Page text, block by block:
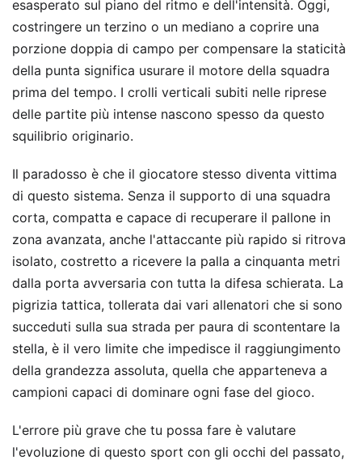
esasperato sul piano del ritmo e dell'intensità. Oggi,
costringere un terzino o un mediano a coprire una
porzione doppia di campo per compensare la staticità
della punta significa usurare il motore della squadra
prima del tempo. I crolli verticali subiti nelle riprese
delle partite più intense nascono spesso da questo
squilibrio originario.
Il paradosso è che il giocatore stesso diventa vittima
di questo sistema. Senza il supporto di una squadra
corta, compatta e capace di recuperare il pallone in
zona avanzata, anche l'attaccante più rapido si ritrova
isolato, costretto a ricevere la palla a cinquanta metri
dalla porta avversaria con tutta la difesa schierata. La
pigrizia tattica, tollerata dai vari allenatori che si sono
succeduti sulla sua strada per paura di scontentare la
stella, è il vero limite che impedisce il raggiungimento
della grandezza assoluta, quella che apparteneva a
campioni capaci di dominare ogni fase del gioco.
L'errore più grave che tu possa fare è valutare
l'evoluzione di questo sport con gli occhi del passato,